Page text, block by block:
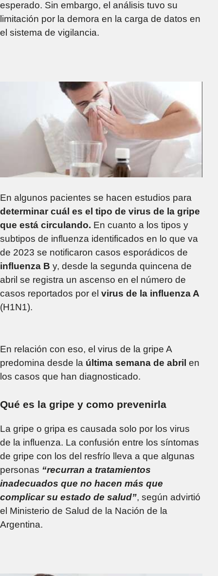
esperado. Sin embargo, el análisis tuvo su
limitación por la demora en la carga de datos en
el sistema de vigilancia.
En algunos pacientes se hacen estudios para
determinar cuál es el tipo de virus de la gripe
que está circulando. En cuanto a los tipos y
subtipos de influenza identificados en lo que va
de 2023 se notificaron casos esporádicos de
influenza B y, desde la segunda quincena de
abril se registra un ascenso en el número de
casos reportados por el virus de la influenza A
(H1N1).
En relación con eso, el virus de la gripe A
predomina desde la última semana de abril en
los casos que han diagnosticado.
Qué es la gripe y como prevenirla
La gripe o gripa es causada solo por los virus
de la influenza. La confusión entre los síntomas
de gripe con los del resfrío lleva a que algunas
personas “recurran a tratamientos
inadecuados que no hacen más que
complicar su estado de salud”, según advirtió
el Ministerio de Salud de la Nación de la
Argentina.